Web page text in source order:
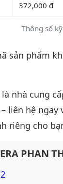
Thông số
372,000 đ
sản phẩm
nhà cung
liên hệ
riêng cho
PHAN